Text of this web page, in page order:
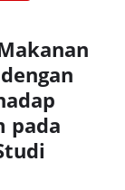
pada